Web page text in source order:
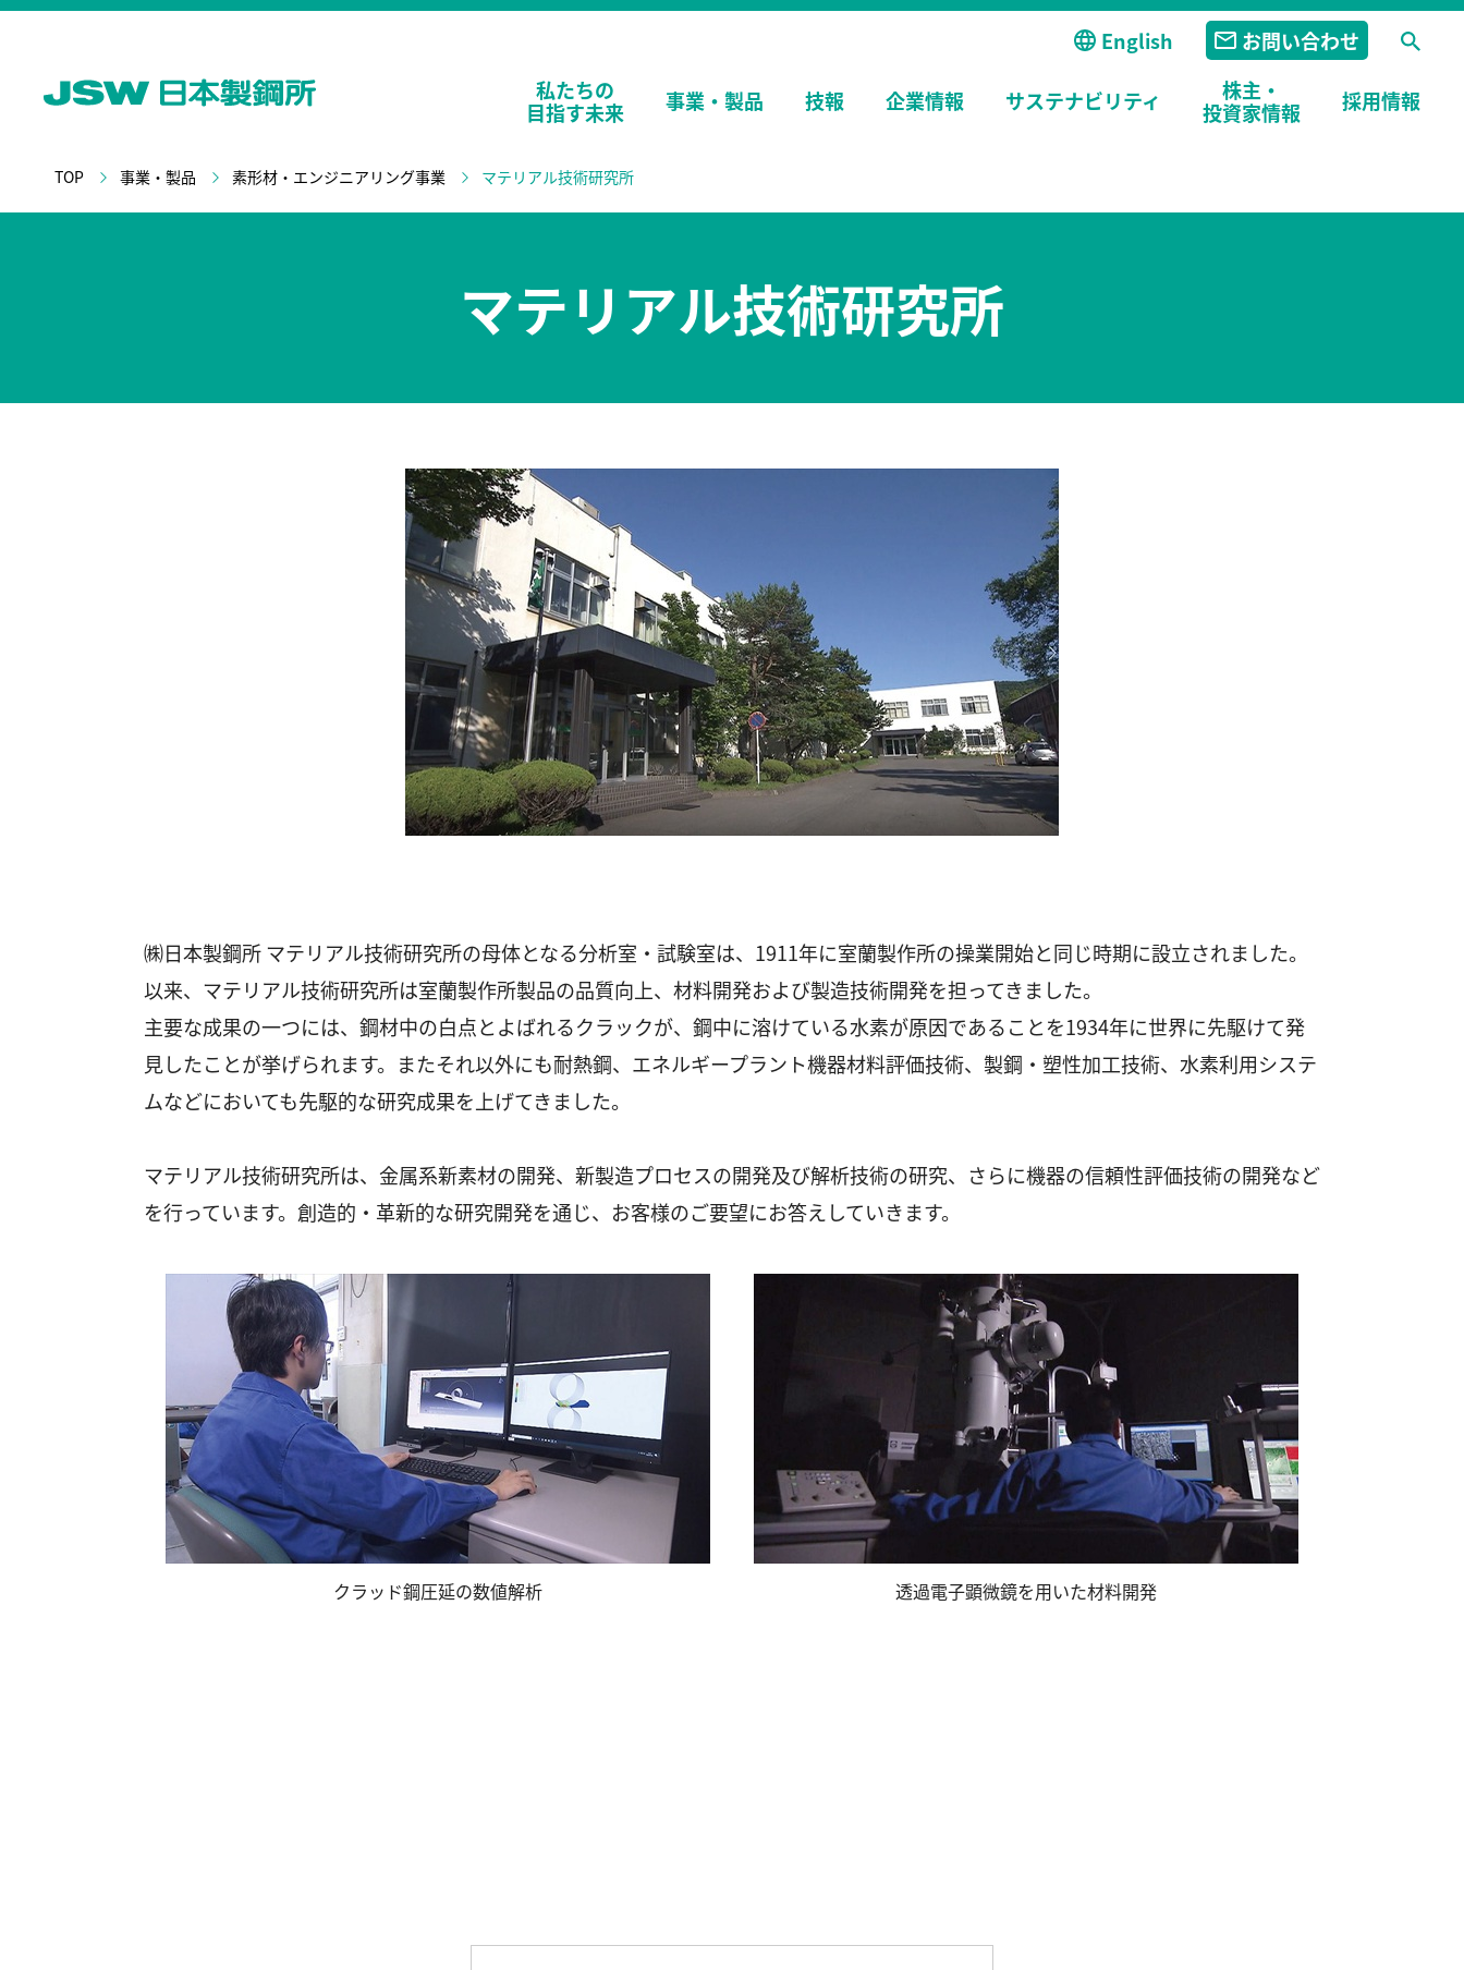
私たちの
目指す未来
事業・ 製品 技報 企業情報 サステナビリティ
株主・
投資家情報
採用情報
English お問い合わせ
TOP 事業・製品 素形材・エンジニアリング事業 マテリアル技術研究所
マテリアル技術研究所
㈱日本製鋼所 マテリアル技術研究所の母体となる分析室・試験室は、1911年に室蘭製作所の操業開始と同じ時期に設立されました。
以来、マテリアル技術研究所は室蘭製作所製品の品質向上、材料開発および製造技術開発を担ってきました。
主要な成果の一つには、鋼材中の白点とよばれるクラックが、鋼中に溶けている水素が原因であることを1934年に世界に先駆けて発
見したことが挙げられます。またそれ以外にも耐熱鋼、エネルギープラント機器材料評価技術、製鋼・塑性加工技術、水素利用システ
ムなどにおいても先駆的な研究成果を上げてきました。
マテリアル技術研究所は、金属系新素材の開発、新製造プロセスの開発及び解析技術の研究、さらに機器の信頼性評価技術の開発など
を行っています。創造的・革新的な研究開発を通じ、お客様のご要望にお答えしていきます。
クラッド鋼圧延の数値解析 透過電子顕微鏡を用いた材料開発